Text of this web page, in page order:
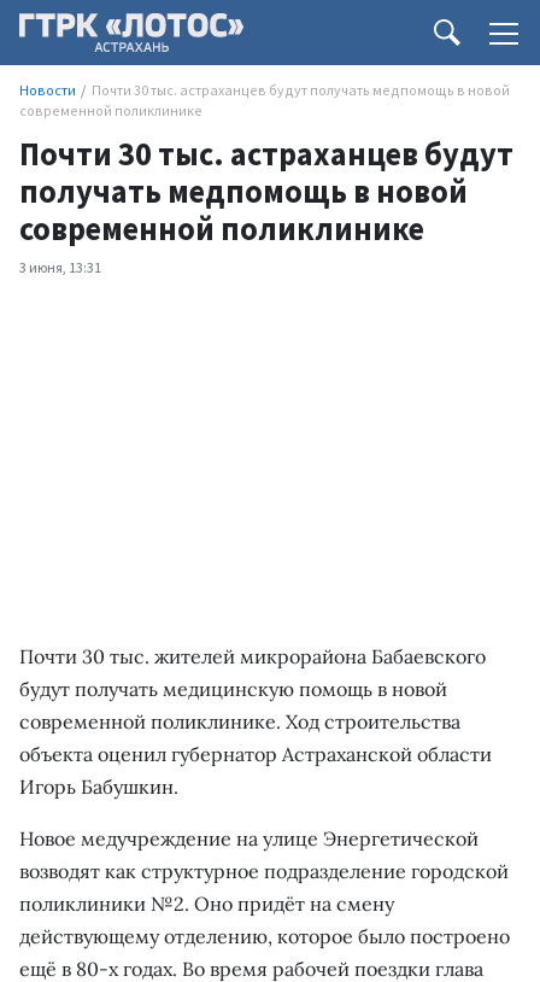
Новости
Почти 30 тыс. астраханцев будут получать медпомощь в новой
современной поликлинике
Почти 30 тыс. астраханцев будут
получать медпомощь в новой
современной поликлинике
3 июня, 13:31
Почти 30 тыс. жителей микрорайона Бабаевского
будут получать медицинскую помощь в новой
современной поликлинике. Ход строительства
объекта оценил губернатор Астраханской области
Игорь Бабушкин.
Новое медучреждение на улице Энергетической
возводят как структурное подразделение городской
поликлиники №2. Оно придёт на смену
действующему отделению, которое было построено
ещё в 80-х годах. Во время рабочей поездки глава